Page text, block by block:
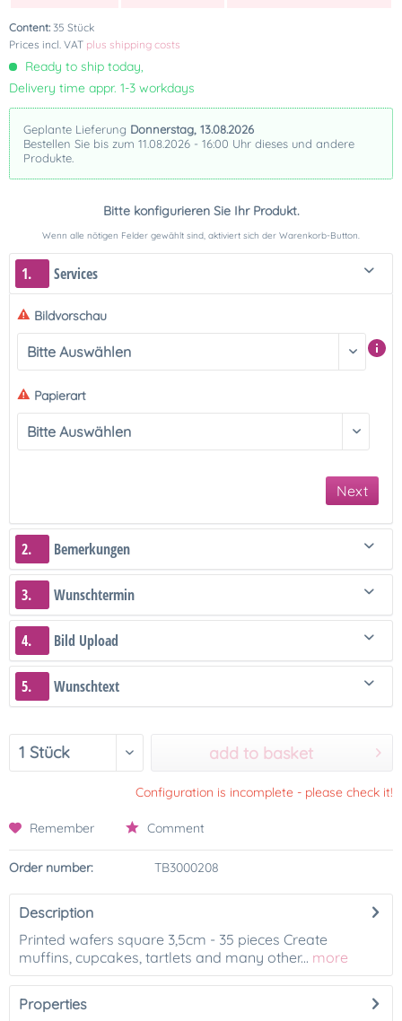
Content: 35 Stück
Prices incl. VAT plus shipping costs
Ready to ship today,
Delivery time appr. 1-3 workdays
Geplante Lieferung Donnerstag, 13.08.2026
Bestellen Sie bis zum 11.08.2026 - 16:00 Uhr dieses und andere
Produkte.
Bitte konfigurieren Sie Ihr Produkt.
Wenn alle nötigen Felder gewählt sind, aktiviert sich der Warenkorb-Button.
1. Services
Bildvorschau
Papierart
Next
2. Bemerkungen
3. Wunschtermin
4. Bild Upload
5. Wunschtext
add to basket
Configuration is incomplete - please check it!
Remember Comment
Order number: TB3000208
Description
Printed wafers square 3,5cm - 35 pieces Create
muffins, cupcakes, tartlets and many other... more
Properties